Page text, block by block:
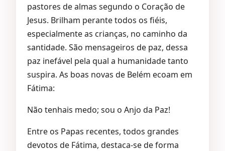
pastores de almas segundo o Coração de
Jesus. Brilham perante todos os fiéis,
especialmente as crianças, no caminho da
santidade. São mensageiros de paz, dessa
paz inefável pela qual a humanidade tanto
suspira. As boas novas de Belém ecoam em
Fátima:
Não tenhais medo; sou o Anjo da Paz!
Entre os Papas recentes, todos grandes
devotos de Fátima, destaca-se de forma